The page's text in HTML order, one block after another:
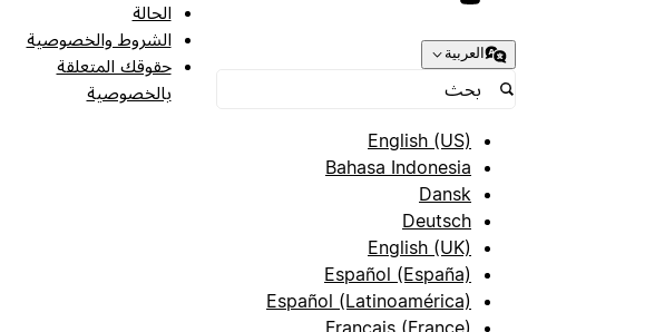
العربية
English (US)
Bahasa Indonesia
Dansk
Deutsch
English (UK)
Español (España)
Español (Latinoamérica)
Français (France)
الحالة
الشروط والخصوصية
حقوقك المتعلقة
بالخصوصية